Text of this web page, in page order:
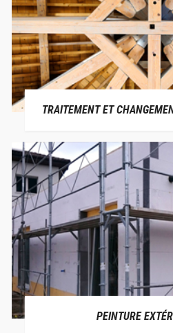
TRAITEMENT ET
PEINTURE